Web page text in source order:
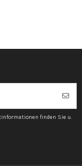
finden Sie u.